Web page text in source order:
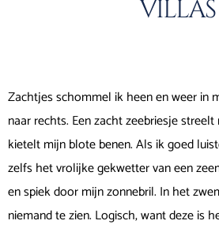
Villas
Zachtjes schommel ik heen en weer in
naar rechts. Een zacht zeebriesje
kietelt mijn blote benen. Als ik goed
zelfs het vrolijke gekwetter van een
en spiek door mijn zonnebril. In het
niemand te zien. Logisch, want deze is